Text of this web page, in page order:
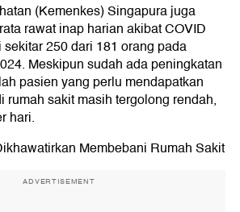
(Kemenkes) Singapura juga
rawat inap harian akibat COVID
250 dari 181 orang pada
Meskipun sudah ada peningkatan
pasien yang perlu mendapatkan
rumah sakit masih tergolong rendah,
hari.
Membebani Rumah Sakit
ADVERTISEMENT